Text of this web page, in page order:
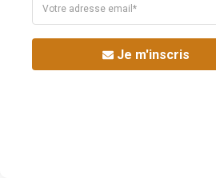
mars 3, 2019 à 5:53 am
Cet article est merveilleux, tout jeune
s’engager lui passera par la tête, il
qui compte en vrai, servir Dieu. Ce
Je m'inscris